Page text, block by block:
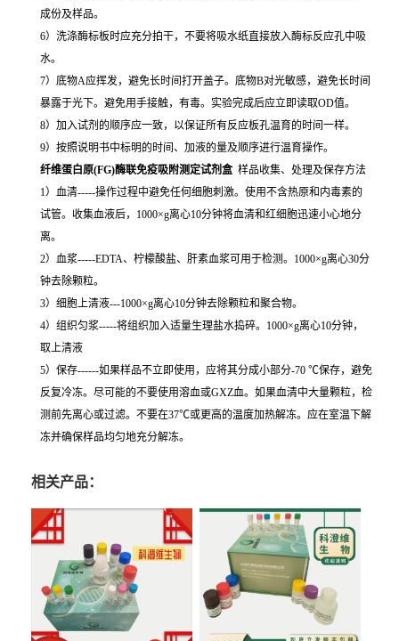
成份及样品。
6）洗涤酶标板时应充分拍干，不要将吸水纸直接放入酶标反应孔中吸
水。
7）底物A应挥发，避免长时间打开盖子。底物B对光敏感，避免长时间
暴露于光下。避免用手接触，有毒。实验完成后应立即读取OD值。
8）加入试剂的顺序应一致，以保证所有反应板孔温育的时间一样。
9）按照说明书中标明的时间、加液的量及顺序进行温育操作。
纤维蛋白原(FG)酶联免疫吸附测定试剂盒 样品收集、处理及保存方法
1）血清-----操作过程中避免任何细胞刺激。使用不含热原和内毒素的
试管。收集血液后，1000×g离心10分钟将血清和红细胞迅速小心地分
离。
2）血浆-----EDTA、柠檬酸盐、肝素血浆可用于检测。1000×g离心30分
钟去除颗粒。
3）细胞上清液---1000×g离心10分钟去除颗粒和聚合物。
4）组织匀浆-----将组织加入适量生理盐水捣碎。1000×g离心10分钟，
取上清液
5）保存------如果样品不立即使用，应将其分成小部分-70 ℃保存，避免
反复冷冻。尽可能的不要使用溶血或GXZ血。如果血清中大量颗粒，检
测前先离心或过滤。不要在37℃或更高的温度加热解冻。应在室温下解
冻并确保样品均匀地充分解冻。
相关产品：